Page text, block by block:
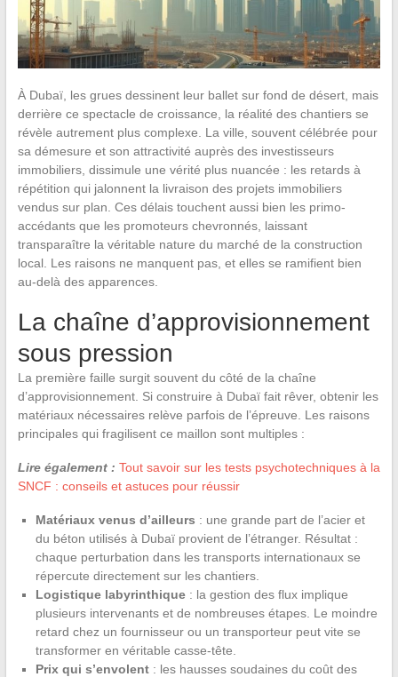
À Dubaï, les grues dessinent leur ballet sur fond de désert, mais
derrière ce spectacle de croissance, la réalité des chantiers se
révèle autrement plus complexe. La ville, souvent célébrée pour
sa démesure et son attractivité auprès des investisseurs
immobiliers, dissimule une vérité plus nuancée : les retards à
répétition qui jalonnent la livraison des projets immobiliers
vendus sur plan. Ces délais touchent aussi bien les primo-
accédants que les promoteurs chevronnés, laissant
transparaître la véritable nature du marché de la construction
local. Les raisons ne manquent pas, et elles se ramifient bien
au-delà des apparences.
La chaîne d’approvisionnement
sous pression
La première faille surgit souvent du côté de la chaîne
d’approvisionnement. Si construire à Dubaï fait rêver, obtenir les
matériaux nécessaires relève parfois de l’épreuve. Les raisons
principales qui fragilisent ce maillon sont multiples :
Lire également : Tout savoir sur les tests psychotechniques à la
SNCF : conseils et astuces pour réussir
Matériaux venus d’ailleurs : une grande part de l’acier et
du béton utilisés à Dubaï provient de l’étranger. Résultat :
chaque perturbation dans les transports internationaux se
répercute directement sur les chantiers.
Logistique labyrinthique: la gestion des flux implique
plusieurs intervenants et de nombreuses étapes. Le moindre
retard chez un fournisseur ou un transporteur peut vite se
transformer en véritable casse-tête.
Prix qui s’envolent: les hausses soudaines du coût des